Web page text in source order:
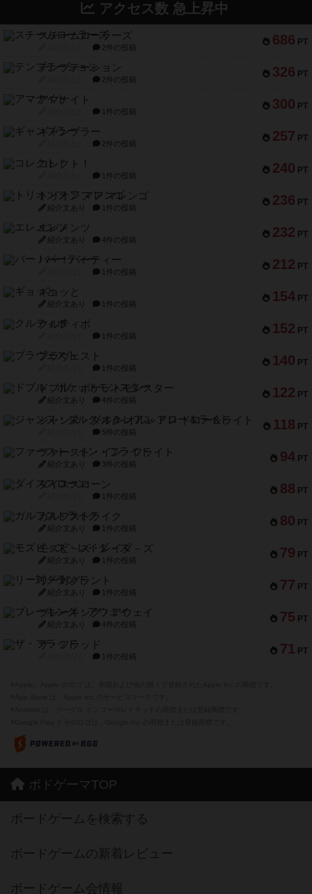
アクセス数 急上昇中
686 PT
スチームローラーズ
2件の投稿
326 PT
テンプテーション
2件の投稿
300 PT
アマナイト
1件の投稿
257 PT
ギャンブラー
2件の投稿
240 PT
コレクト！
1件の投稿
236 PT
トリオンフ ア マレンゴ
紹介文あり 1件の投稿
232 PT
エレメンツ
紹介文あり 4件の投稿
212 PT
バー！パーティー
1件の投稿
154 PT
ギョッと
紹介文あり 1件の投稿
152 PT
クルティボ
1件の投稿
140 PT
ブラヴェスト
1件の投稿
122 PT
ドブル：ポケットモンスター
紹介文あり 4件の投稿
118 PT
ジャンヌ・ダルク-オルレアン ドロー＆ライト
5件の投稿
94 PT
ファースト・イン・フライト
紹介文あり 3件の投稿
88 PT
ダイススローン
1件の投稿
80 PT
ガルフストライク
紹介文あり 1件の投稿
79 PT
モズビ－ズ・レイダ－ズ
紹介文あり 1件の投稿
77 PT
リー対グラント
紹介文あり 1件の投稿
75 PT
ブレーキング・アウェイ
紹介文あり 4件の投稿
71 PT
ザ・フラッド
1件の投稿
ボドゲーマTOP
ボードゲームを検索する
ボードゲームの新着レビュー
ボードゲーム会情報